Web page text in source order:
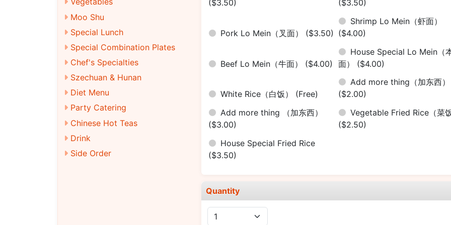
Moo Shu
Special Lunch
Special Combination Plates
Chef's Specialties
Szechuan & Hunan
Diet Menu
Party Catering
Chinese Hot Teas
Drink
Side Order
($3.50)
($3.50)
Pork Lo Mein（叉面） ($3.50)
Shrimp Lo Mein（虾面）
($4.00)
Beef Lo Mein（牛面） ($4.00)
House Special Lo Mein（
面） ($4.00)
White Rice（白饭） (Free)
Add more thing（加东西）
($2.00)
Add more thing （加东西）
($3.00)
Vegetable Fried Rice（菜饭
($2.50)
House Special Fried Rice
($3.50)
Quantity